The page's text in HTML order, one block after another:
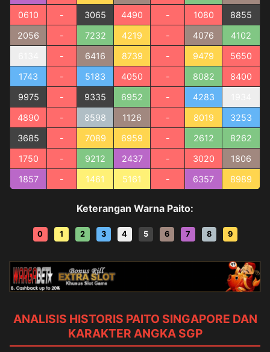
0610
- 3065 4490 - 1080
8855
2056
- 7232 4219 - 4076
4102
- 6416 8739 - 9479
5650
1743
- 5183 4050 - 8082
8400
9975
- 9335 6952 - 4283
4890
- 8598 1126 - 8019
3253
3685
- 7089 6959 - 2612
8262
1750
- 9212 2437 - 3020
1806
1857
- 1461 5161 - 6357 8989
Keterangan Warna Paito:
0 1 2 3 4 5 6 7 8 9
ANALISIS HISTORIS PAITO SINGAPORE DAN
KARAKTER ANGKA SGP